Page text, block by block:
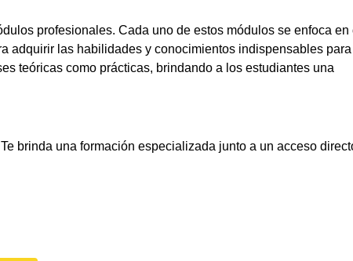
profesionales. Cada uno de estos módulos se enfoca en
adquirir las habilidades y conocimientos indispensables para
teóricas como prácticas, brindando a los estudiantes una
brinda una formación especializada junto a un acceso